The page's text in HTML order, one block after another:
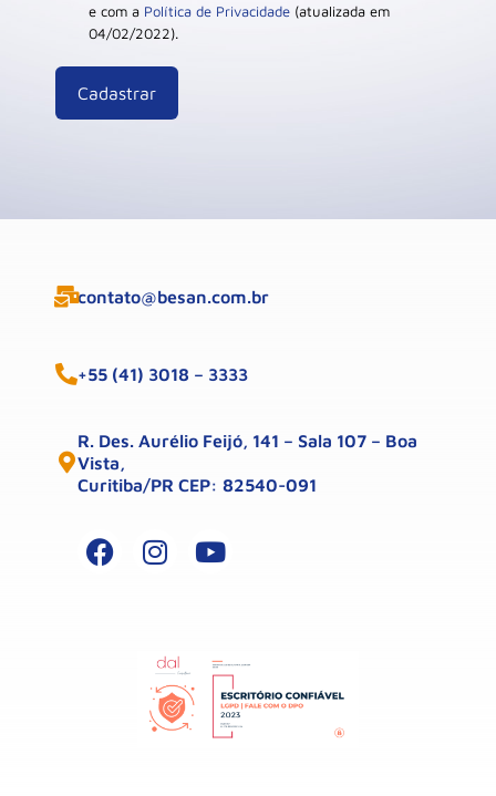
e com a Política de Privacidade (atualizada em
04/02/2022).
contato@besan.com.br
+55 (41) 3018 – 3333
R. Des. Aurélio Feijó, 141 – Sala 107 – Boa
Vista,
Curitiba/PR CEP: 82540-091